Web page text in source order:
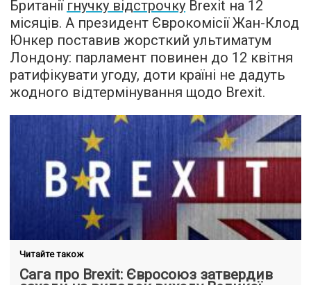
Британії гнучку відстрочку Brexit на 12
місяців. А президент Єврокомісії Жан-Клод
Юнкер поставив жорсткий ультиматум
Лондону: парламент повинен до 12 квітня
ратифікувати угоду, доти країні не дадуть
жодного відтермінування щодо Brexit.
Читайте також
Сага про Brexit: Євросоюз затвердив